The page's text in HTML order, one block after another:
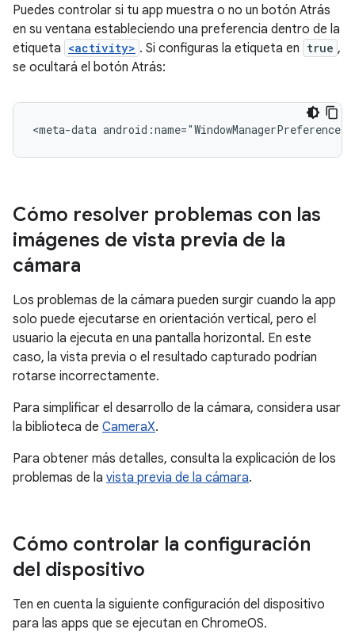
Puedes controlar si tu app muestra o no un botón Atrás
en su ventana estableciendo una preferencia dentro de la
etiqueta <activity> . Si configuras la etiqueta en true ,
se ocultará el botón Atrás:
<meta-data
Cómo resolver problemas con las
imágenes de vista previa de la
cámara
Los problemas de la cámara pueden surgir cuando la app
solo puede ejecutarse en orientación vertical, pero el
usuario la ejecuta en una pantalla horizontal. En este
caso, la vista previa o el resultado capturado podrían
rotarse incorrectamente.
Para simplificar el desarrollo de la cámara, considera usar
la biblioteca de CameraX.
Para obtener más detalles, consulta la explicación de los
problemas de la vista previa de la cámara.
Cómo controlar la configuración
del dispositivo
Ten en cuenta la siguiente configuración del dispositivo
para las apps que se ejecutan en ChromeOS.